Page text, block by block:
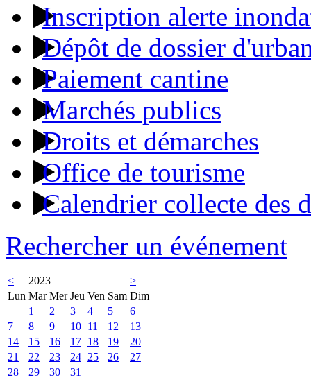
Inscription alerte
Dépôt de dossier
Paiement cantine
Marchés publics
Droits et démarches
Office de tourisme
Calendrier collecte des
Rechercher un événement
< 2023
>
Lun Mar Mer Jeu Ven Sam Dim
1
2 3 4 5
6
7
8 9 10 11 12
13
14
15 16 17 18 19
20
21
22 23 24 25 26
27
28
29 30 31